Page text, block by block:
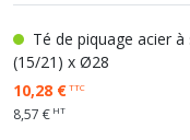
Té de piquage acier
(15/21) x Ø28
10,28 €TTC
8,57 € HT